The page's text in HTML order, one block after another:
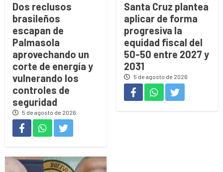
Dos reclusos
brasileños
escapan de
Palmasola
aprovechando un
corte de energía y
vulnerando los
controles de
seguridad
5 de agosto de 2026
Santa Cruz plantea
aplicar de forma
progresiva la
equidad fiscal del
50-50 entre 2027 y
2031
5 de agosto de 2026